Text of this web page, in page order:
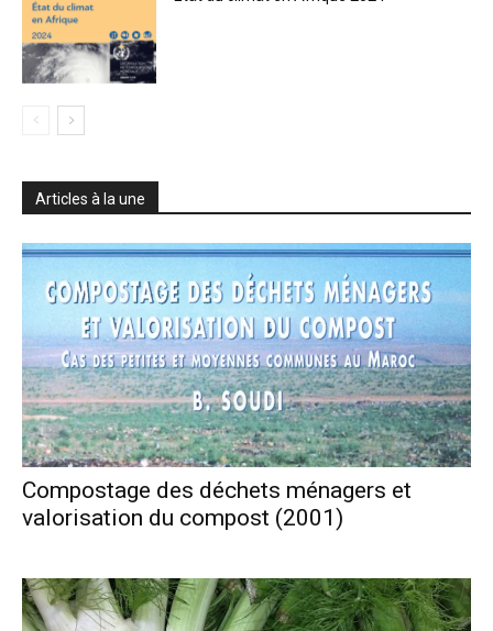
Articles à la une
Compostage des déchets ménagers et
valorisation du compost (2001)